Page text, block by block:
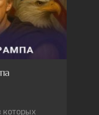
которых